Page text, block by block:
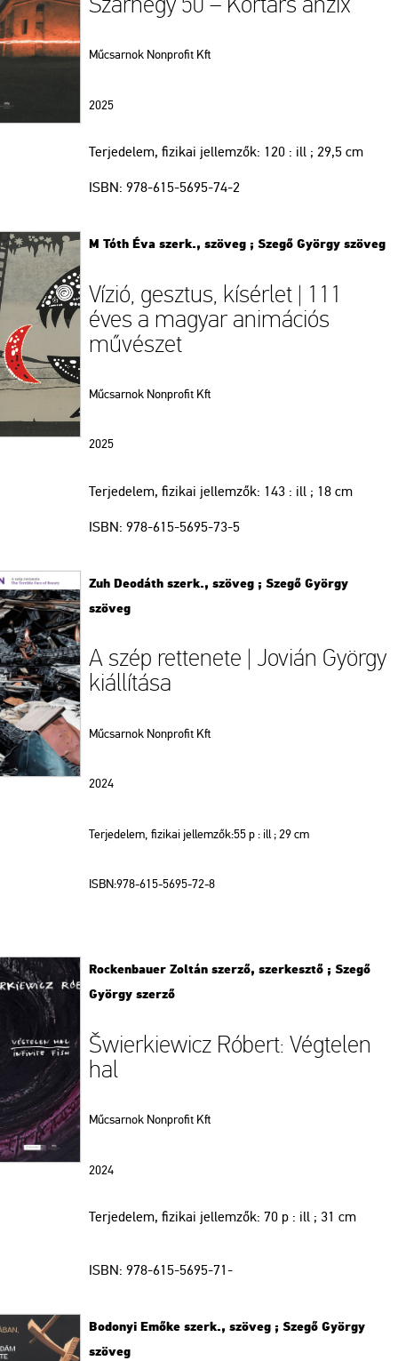
Műcsarnok Nonprofit Kft
2025
Terjedelem, fizikai jellemzők: 120 : ill ; 29,5 cm
ISBN: 978-615-5695-74-2
M Tóth Éva szerk., szöveg ; Szegő György szöveg
Vízió, gesztus, kísérlet | 111
éves a magyar animációs
művészet
Műcsarnok Nonprofit Kft
2025
Terjedelem, fizikai jellemzők: 143 : ill ; 18 cm
ISBN: 978-615-5695-73-5
Zuh Deodáth szerk., szöveg ; Szegő György
szöveg
A szép rettenete | Jovián György
kiállítása
Műcsarnok Nonprofit Kft
2024
Terjedelem, fizikai jellemzők:55 p : ill ; 29 cm
ISBN:978-615-5695-72-8
Rockenbauer Zoltán szerző, szerkesztő ; Szegő
György szerző
Šwierkiewicz Róbert: Végtelen
hal
Műcsarnok Nonprofit Kft
2024
Terjedelem, fizikai jellemzők: 70 p : ill ; 31 cm
ISBN: 978-615-5695-71-
Bodonyi Emőke szerk., szöveg ; Szegő György
szöveg